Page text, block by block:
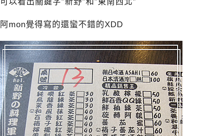
可以看出關鍵字”新野”和”東南西北”
阿mon覺得寫的還蠻不錯的XDD